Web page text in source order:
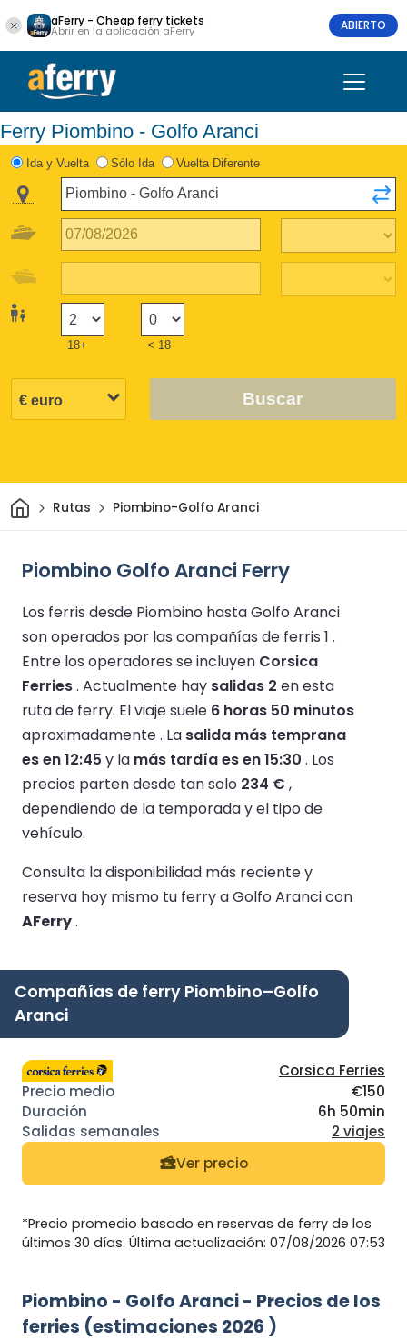
aFerry - Cheap ferry tickets
Abrir en la aplicación aFerry ABIERTO
Ferry Piombino - Golfo Aranci
Ida y Vuelta Sólo Ida Vuelta Diferente
18+ < 18
Buscar
InicioRutas Piombino-Golfo Aranci
Piombino Golfo Aranci Ferry
Los ferris desde Piombino hasta Golfo Aranci
son operados por las compañías de ferris 1 .
Entre los operadores se incluyen Corsica
Ferries. Actualmente hay salidas 2 en esta
ruta de ferry. El viaje suele 6 horas 50 minutos
aproximadamente . La salida más temprana
es en 12:45 y la más tardía es en 15:30 . Los
precios parten desde tan solo 234 € ,
dependiendo de la temporada y el tipo de
vehículo.
Consulta la disponibilidad más reciente y
reserva hoy mismo tu ferry a Golfo Aranci con
AFerry.
Compañías de ferry Piombino–Golfo
Aranci
Corsica Ferries
€150
6h 50min
2 viajes
Ver precio
*Precio promedio basado en reservas de ferry de los
últimos 30 días. Última actualización: 07/08/2026 07:53
Piombino - Golfo Aranci - Precios de los
ferries (estimaciones 2026 )